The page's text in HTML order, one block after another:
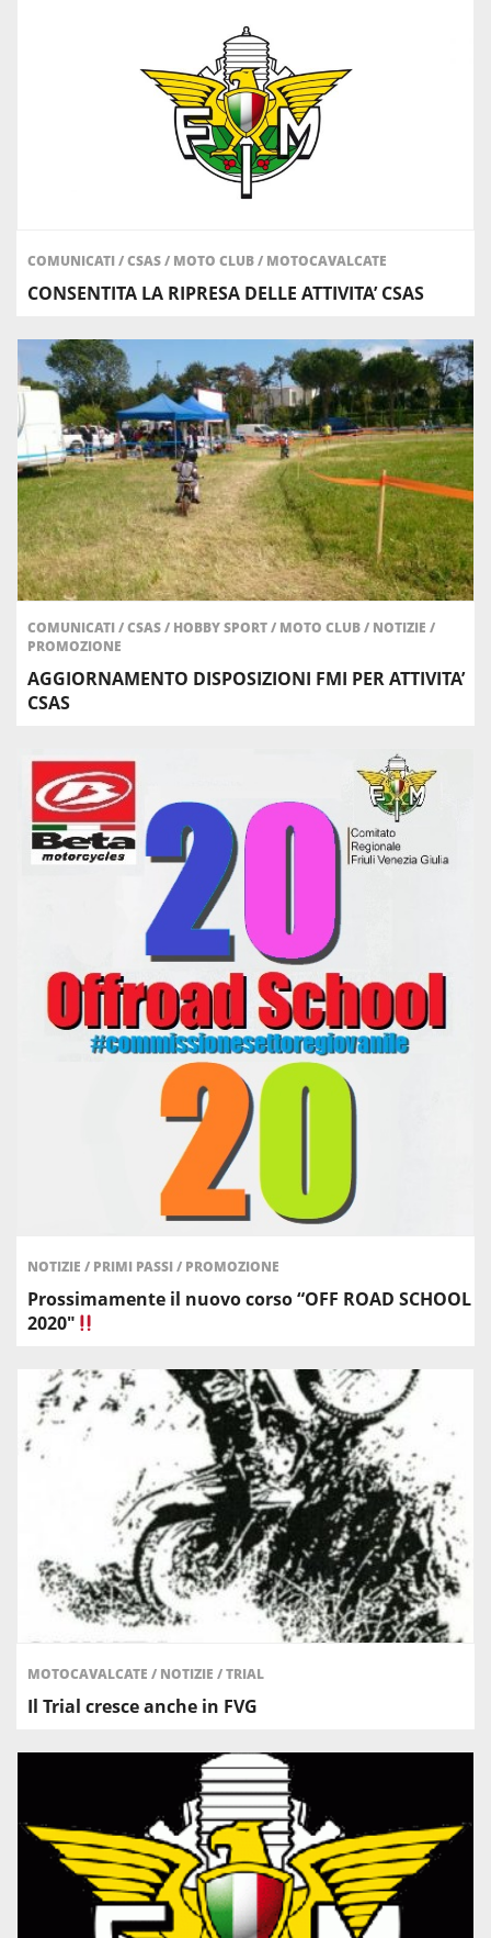
COMUNICATI/CSAS/ MOTO CLUB/ MOTOCAVALCATE
CONSENTITA LA RIPRESA DELLE ATTIVITA’ CSAS
COMUNICATI/CSAS/ HOBBY SPORT/ MOTO CLUB/ NOTIZIE /
PROMOZIONE
AGGIORNAMENTO DISPOSIZIONI FMI PER ATTIVITA’
CSAS
NOTIZIE / PRIMI PASSI/ PROMOZIONE
Prossimamente il nuovo corso “OFF ROAD SCHOOL
2020″
MOTOCAVALCATE / NOTIZIE /TRIAL
Il Trial cresce anche in FVG